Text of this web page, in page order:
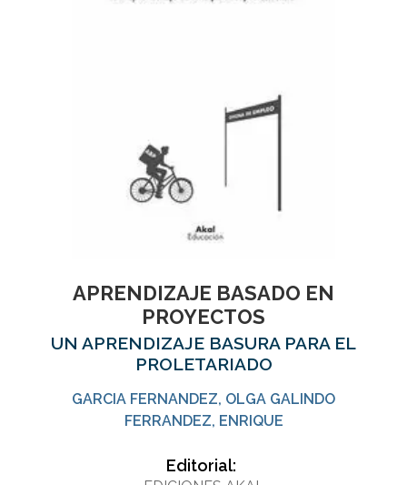
APRENDIZAJE BASADO EN
PROYECTOS
UN APRENDIZAJE BASURA PARA EL
PROLETARIADO
GARCIA FERNANDEZ, OLGA GALINDO
FERRANDEZ, ENRIQUE
Editorial: